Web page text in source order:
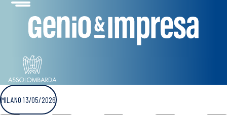
MILANO 13/05/2026